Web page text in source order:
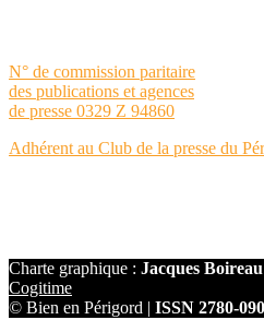
N° de commission paritaire
des publications et agences
de presse 0329 Z 94860
Adhérent au Club de la presse du
Charte graphique : Jacques Boireau
Cogitime
© Bien en Périgord | ISSN 2780-